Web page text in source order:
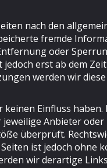
nach den
fremde
oder
erst ab dem
werden wir
Einfluss
Anbieter
überprüft.
ist jedoch ohne
wir derartige